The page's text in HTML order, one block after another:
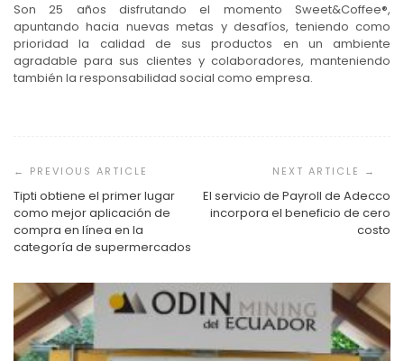
Son 25 años disfrutando el momento Sweet&Coffee®,
apuntando hacia nuevas metas y desafíos, teniendo como
prioridad la calidad de sus productos en un ambiente
agradable para sus clientes y colaboradores, manteniendo
también la responsabilidad social como empresa.
de
entradas
Tipti obtiene el primer lugar
como mejor aplicación de
compra en línea en la
categoría de supermercados
El servicio de Payroll de Adecco
incorpora el beneficio de cero
costo